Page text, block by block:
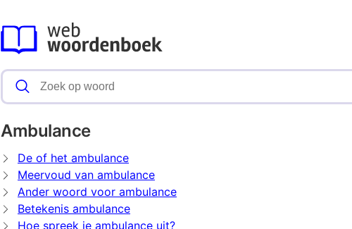
Ambulance
De of het ambulance
Meervoud van ambulance
Ander woord voor ambulance
Betekenis ambulance
Hoe spreek je ambulance uit?